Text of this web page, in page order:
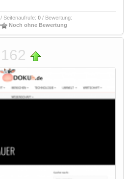
/ Seitenaufrufe: 0 / Bewertung:
Noch ohne Bewertung
162